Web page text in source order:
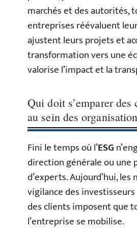
marchés et des autorités,
entreprises réévaluent
ajustent leurs projets et
transformation vers une
valorise l’impact et la
Qui doit s’emparer des
au sein des
Fini le temps où l’ESG
direction générale ou une
d’experts. Aujourd’hui, les
vigilance des
des clients imposent que
l’entreprise se mobilise.